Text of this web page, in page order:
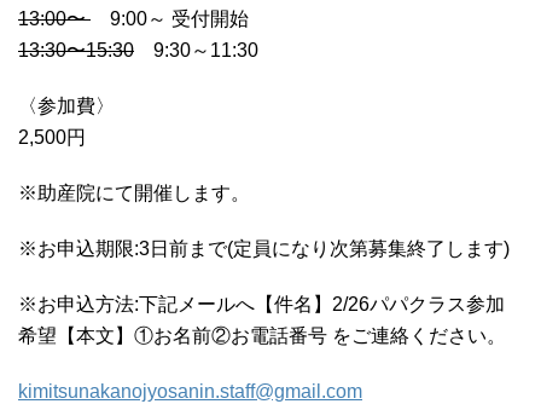
13:00〜 9:00～ 受付開始
13:30〜15:30 9:30～11:30
〈参加費〉
2,500円
※助産院にて開催します。
※お申込期限:3日前まで(定員になり次第募集終了します)
※お申込方法:下記メールへ【件名】2/26パパクラス参加
希望【本文】①お名前②お電話番号 をご連絡ください。
kimitsunakanojyosanin.staff@gmail.com